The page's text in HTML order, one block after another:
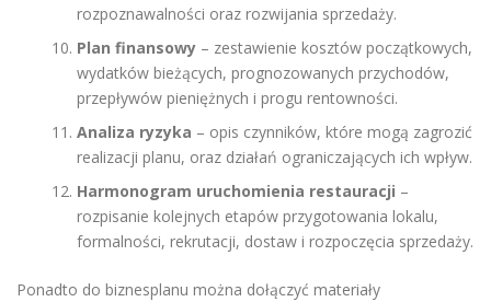
rozpoznawalności oraz rozwijania sprzedaży.
Plan finansowy – zestawienie kosztów początkowych,
wydatków bieżących, prognozowanych przychodów,
przepływów pieniężnych i progu rentowności.
Analiza ryzyka – opis czynników, które mogą zagrozić
realizacji planu, oraz działań ograniczających ich wpływ.
Harmonogram uruchomienia restauracji –
rozpisanie kolejnych etapów przygotowania lokalu,
formalności, rekrutacji, dostaw i rozpoczęcia sprzedaży.
Ponadto do biznesplanu można dołączyć materiały